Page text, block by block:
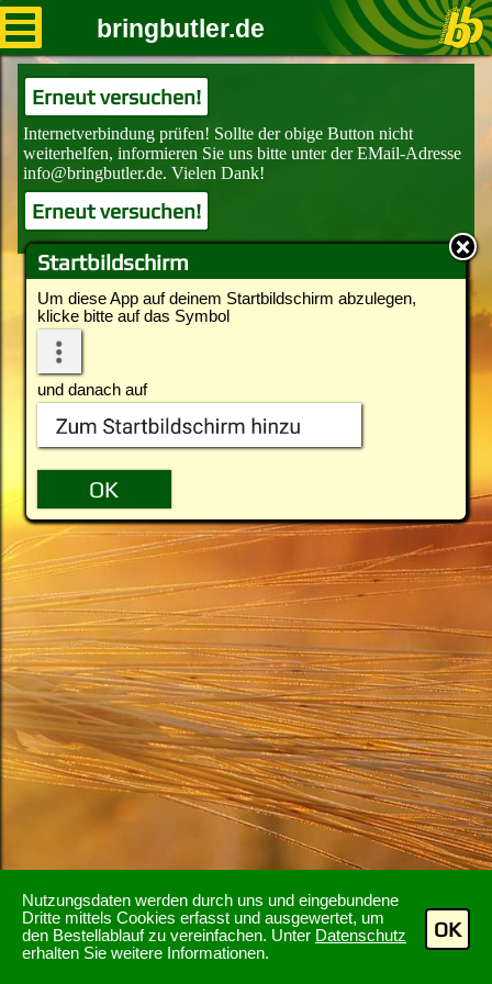
Nutzungsdaten werden durch uns und eingebundene
Dritte mittels Cookies erfasst und ausgewertet, um
den Bestellablauf zu vereinfachen. Unter Datenschutz
erhalten Sie weitere Informationen.
OK
Startbildschirm
Um diese App auf deinem Startbildschirm abzulegen,
klicke bitte auf das Symbol
und danach auf
bringbutler.de
Erneut versuchen!
Erneut versuchen!